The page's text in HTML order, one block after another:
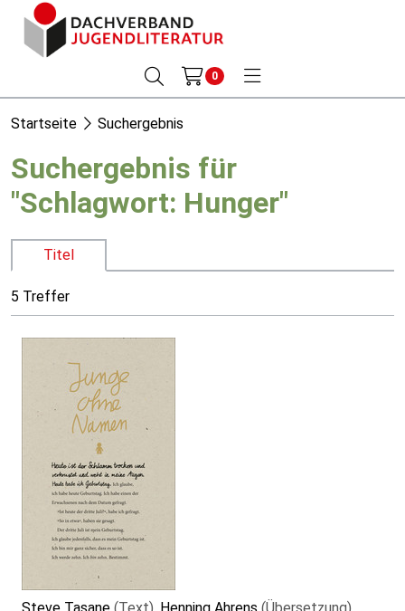
0
Startseite Suchergebnis
Suchergebnis für
"Schlagwort: Hunger"
Titel
5 Treffer